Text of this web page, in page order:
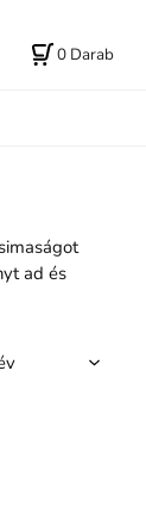
0 Darab
ad és